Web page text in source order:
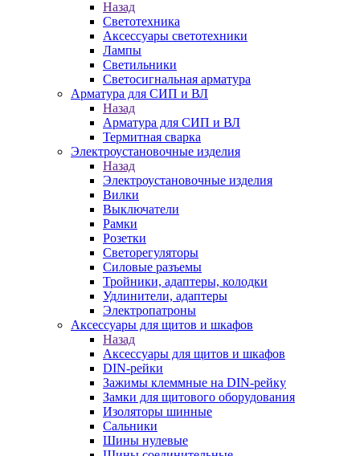
Назад
Светотехника
Аксессуары светотехники
Лампы
Светильники
Светосигнальная арматура
Арматура для СИП и ВЛ
Назад
Арматура для СИП и ВЛ
Термитная сварка
Электроустановочные изделия
Назад
Электроустановочные изделия
Вилки
Выключатели
Рамки
Розетки
Светорегуляторы
Силовые разъемы
Тройники, адаптеры, колодки
Удлинители, адаптеры
Электропатроны
Аксессуары для щитов и шкафов
Назад
Аксессуары для щитов и шкафов
DIN-рейки
Зажимы клеммные на DIN-рейку
Замки для щитового оборудования
Изоляторы шинные
Сальники
Шины нулевые